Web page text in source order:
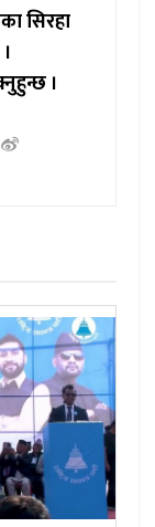
सिरहा
।